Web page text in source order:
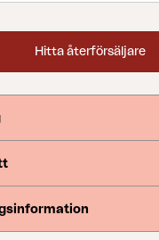
Hitta återförsäljare